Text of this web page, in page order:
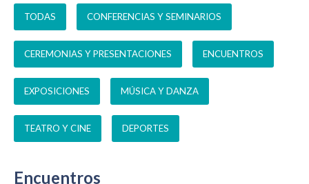
TODAS CONFERENCIAS Y SEMINARIOS
CEREMONIAS Y PRESENTACIONES ENCUENTROS
EXPOSICIONES MÚSICA Y DANZA
TEATRO Y CINE DEPORTES
Encuentros